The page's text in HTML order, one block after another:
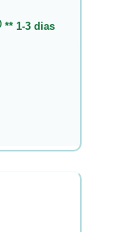
** 1-3 dias